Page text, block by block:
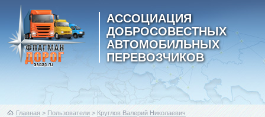
АССОЦИАЦИЯ
ДОБРОСОВЕСТНЫХ
АВТОМОБИЛЬНЫХ
ПЕРЕВОЗЧИКОВ
Главная > Пользователи > Круглов Валерий Николаевич